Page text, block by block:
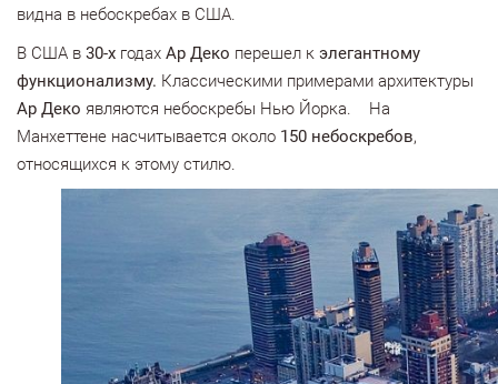
видна в небоскребах в США.
В США в 30-х годах Ар Деко перешел к элегантному
функционализму. Классическими примерами архитектуры
Ар Деко являются небоскребы Нью Йорка. На
Манхеттене насчитывается около 150 небоскребов,
относящихся к этому стилю.